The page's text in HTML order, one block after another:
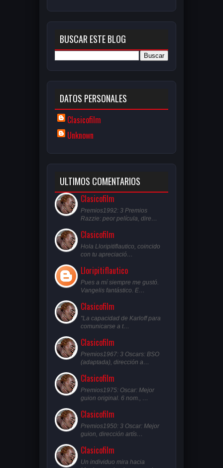
BUSCAR ESTE BLOG
DATOS PERSONALES
Clasicofilm
Unknown
ULTIMOS COMENTARIOS
Clasicofilm
Premios1992: 3 Premios
Razzie: peor película, dire…
Clasicofilm
Hola Lloripitiflautico, coincido
con tu apreciació…
Lloripitiflautico
Pues a mí siempre me gustó.
Vangelis fantástico. E…
Clasicofilm
"La capacidad de Karloff para
comunicarse a t…
Clasicofilm
Premios1967: 3 Oscars: BSO
(adaptada), dirección a…
Clasicofilm
Premios1975: Oscar: Mejor
guion original. 6 nom., …
Clasicofilm
Premios1950: 3 Oscar: Mejor
guion, dirección artís…
Clasicofilm
Un individuo mira hacia